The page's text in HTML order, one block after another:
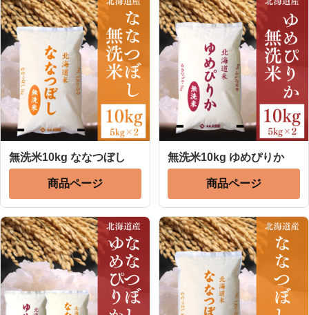
無洗米10kg ななつぼし
商品ページ
無洗米10kg ゆめぴりか
商品ページ